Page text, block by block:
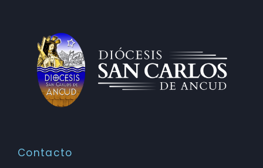
Contacto